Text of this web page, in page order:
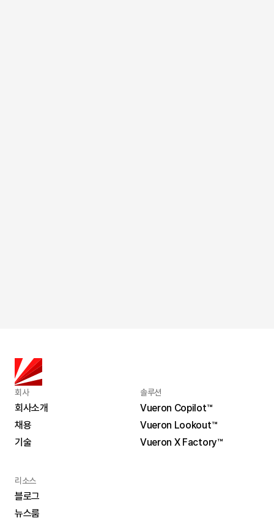
회사
회사소개
회사소개
채용
채용
기술
솔루션
Vueron Copilot™
Vueron Copilot™
Vueron Lookout™
Vueron Lookout™
Vueron X Factory™
리소스
블로그
블로그
뉴스룸